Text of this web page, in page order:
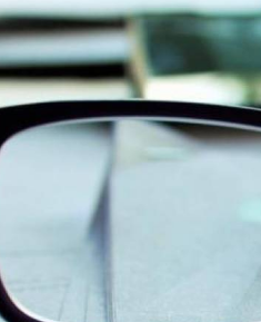
& contact
Primair Onderwijs